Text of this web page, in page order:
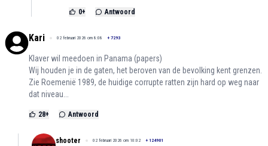
0+ Antwoord
Kari 02 februari 2026 om 8:08 + 7293
Klaver wil meedoen in Panama (papers)
Wij houden je in de gaten, het beroven van de bevolking kent grenzen.
Zie Roemenië 1989, de huidige corrupte ratten zijn hard op weg naar
dat niveau...
28+ Antwoord
shooter 02 februari 2026 om 10:02 + 124901